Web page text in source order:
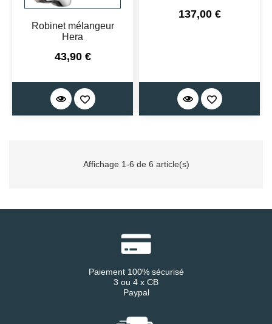
Robinet mélangeur
Hera
Prix
43,90 €
Prix
137,00 €
Affichage 1-6 de 6 article(s)
Paiement 100% sécurisé
3 ou 4 x CB
Paypal